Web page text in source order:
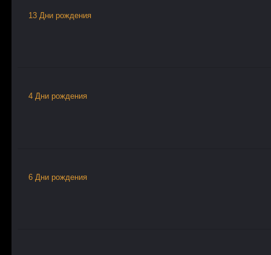
13 Дни рождения
4 Дни рождения
6 Дни рождения